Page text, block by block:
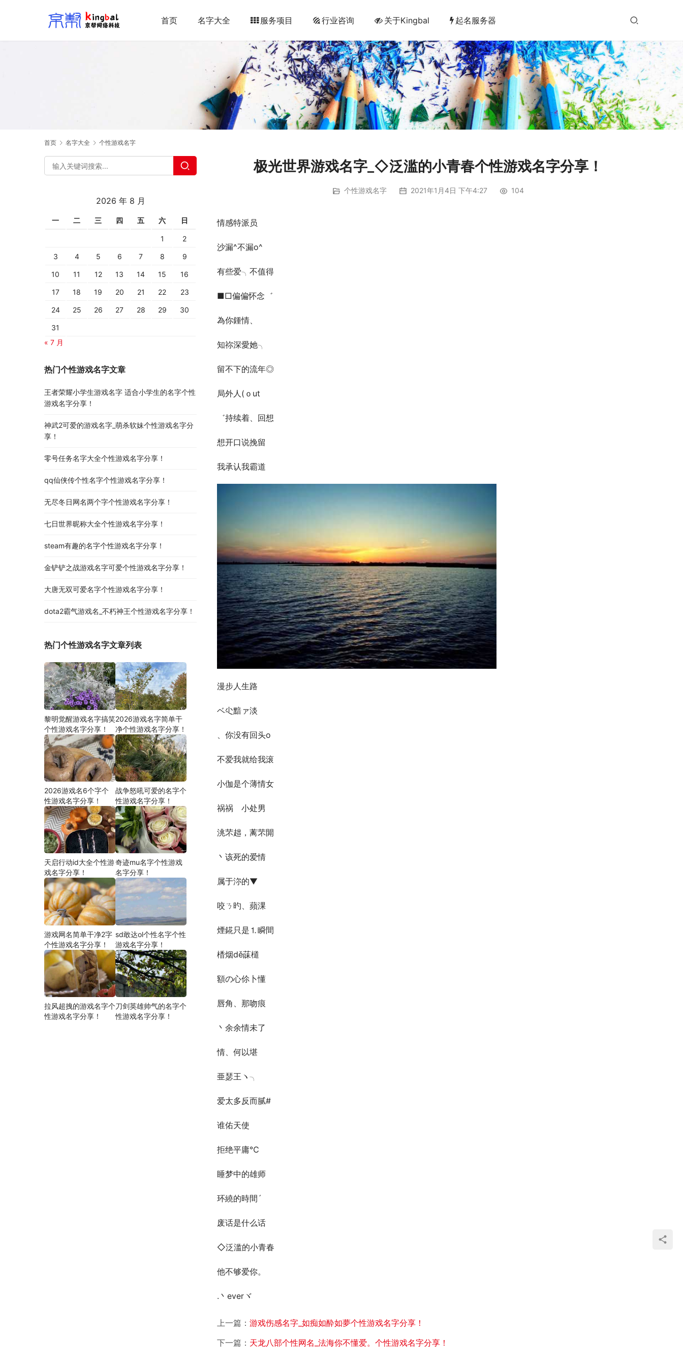
首页 名字大全 服务项目 行业咨询 关于Kingbal 起名服务器
首页 名字大全 个性游戏名字
极光世界游戏名字_◇泛滥的小青春个性游戏名字分享！
个性游戏名字 2021年1月4日 下午4:27 104
情感特派员
沙漏^不漏o^
有些爱╮不值得
■□偏偏怀念゛
為你鍾情、
知祢深愛她╮
留不下的流年◎
局外人(ｏut
゛持续着、回想
想开口说挽留
我承认我霸道
漫步人生路
ベ尐黯ァ淡
、你没有回头o
不爱我就给我滚
小伽是个薄情女
祸祸ゝ小处男
洮芣趉，蓠芣閞
丶该死的爱情
属于沵的▼
咬ㄋ旳、蘋淉
煙錵只是⒈瞬間
楿烟dě菋檤
額の心伱卜懂
唇角、那吻痕
丶余余情未了
情、何以堪
亜瑟王ヽ╮
爱太多反而腻#
谁佑天使ゞ
拒绝平庸℃
睡梦中的雄师
环繞的時間ˊ
废话是什么话
◇泛滥的小青春
他不够爱你。
.丶everヾ
上一篇： 游戏伤感名字_如痴如酔如夢个性游戏名字分享！
下一篇： 天龙八部个性网名_法海你不懂爱。个性游戏名字分享！
2026 年 8 月
一 二 三 四 五 六 日
1 2
3 4 5 6 7 8 9
10 11 12 13 14 15 16
17 18 19 20 21 22 23
24 25 26 27 28 29 30
31
« 7 月
热门个性游戏名字文章
王者荣耀小学生游戏名字 适合小学生的名字个性
游戏名字分享！
神武2可爱的游戏名字_萌杀软妹个性游戏名字分
享！
零号任务名字大全个性游戏名字分享！
qq仙侠传个性名字个性游戏名字分享！
无尽冬日网名两个字个性游戏名字分享！
七日世界昵称大全个性游戏名字分享！
steam有趣的名字个性游戏名字分享！
金铲铲之战游戏名字可爱个性游戏名字分享！
大唐无双可爱名字个性游戏名字分享！
dota2霸气游戏名_不朽神王个性游戏名字分享！
热门个性游戏名字文章列表
黎明觉醒游戏名字搞笑
个性游戏名字分享！
2026游戏名字简单干
净个性游戏名字分享！
2026游戏名6个字个
性游戏名字分享！
战争怒吼可爱的名字个
性游戏名字分享！
天启行动id大全个性游
戏名字分享！
奇迹mu名字个性游戏
名字分享！
游戏网名简单干净2字
个性游戏名字分享！
sd敢达ol个性名字个性
游戏名字分享！
拉风超拽的游戏名字个
性游戏名字分享！
刀剑英雄帅气的名字个
性游戏名字分享！